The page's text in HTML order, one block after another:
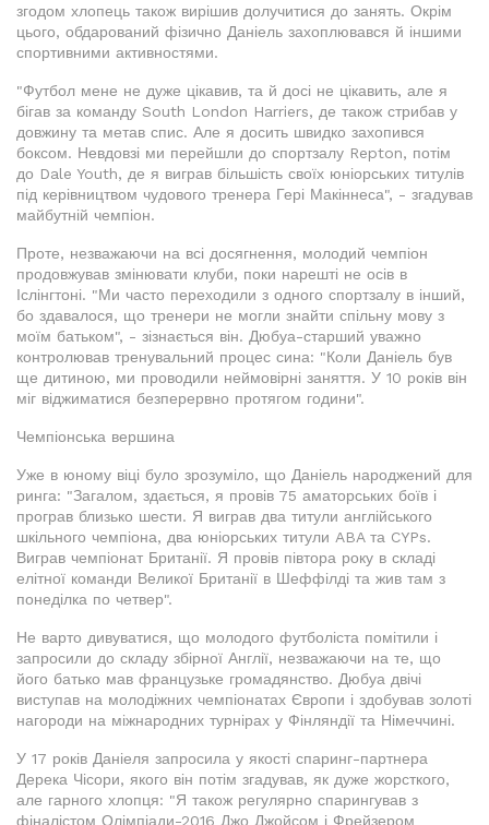
згодом хлопець також вирішив долучитися до занять. Окрім
цього, обдарований фізично Даніель захоплювався й іншими
спортивними активностями.
"Футбол мене не дуже цікавив, та й досі не цікавить, але я
бігав за команду South London Harriers, де також стрибав у
довжину та метав спис. Але я досить швидко захопився
боксом. Невдовзі ми перейшли до спортзалу Repton, потім
до Dale Youth, де я виграв більшість своїх юніорських титулів
під керівництвом чудового тренера Гері Макіннеса", - згадував
майбутній чемпіон.
Проте, незважаючи на всі досягнення, молодий чемпіон
продовжував змінювати клуби, поки нарешті не осів в
Іслінгтоні. "Ми часто переходили з одного спортзалу в інший,
бо здавалося, що тренери не могли знайти спільну мову з
моїм батьком", - зізнається він. Дюбуа-старший уважно
контролював тренувальний процес сина: "Коли Даніель був
ще дитиною, ми проводили неймовірні заняття. У 10 років він
міг віджиматися безперервно протягом години".
Чемпіонська вершина
Уже в юному віці було зрозуміло, що Даніель народжений для
ринга: "Загалом, здається, я провів 75 аматорських боїв і
програв близько шести. Я виграв два титули англійського
шкільного чемпіона, два юніорських титули ABA та CYPs.
Виграв чемпіонат Британії. Я провів півтора року в складі
елітної команди Великої Британії в Шеффілді та жив там з
понеділка по четвер".
Не варто дивуватися, що молодого футболіста помітили і
запросили до складу збірної Англії, незважаючи на те, що
його батько мав французьке громадянство. Дюбуа двічі
виступав на молодіжних чемпіонатах Європи і здобував золоті
нагороди на міжнародних турнірах у Фінляндії та Німеччині.
У 17 років Даніеля запросила у якості спаринг-партнера
Дерека Чісори, якого він потім згадував, як дуже жорсткого,
але гарного хлопця: "Я також регулярно спарингував з
фіналістом Олімпіади-2016 Джо Джойсом і Фрейзером